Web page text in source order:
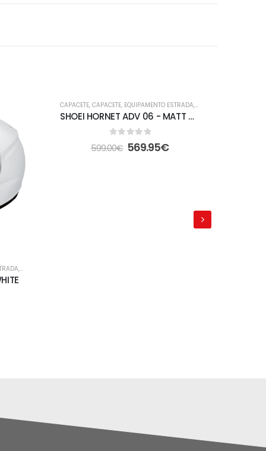
, FORA DE ESTRADA
-5%
CAPACETE, CAPACETE, EQUIPAMENTO ESTRADA, FORA DE ESTRADA
SHOEI HORNET ADV 06 - MATT DEEP GREY
out of 5
599.00€ 569.95€